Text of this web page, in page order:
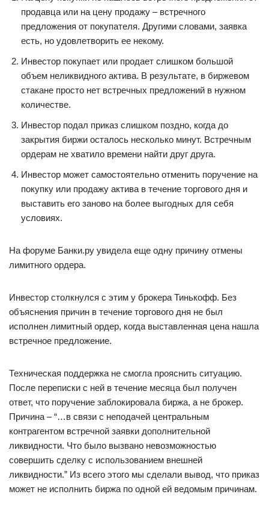
продавца или на цену продажу – встречного
предложения от покупателя. Другими словами, заявка
есть, но удовлетворить ее некому.
Инвестор покупает или продает слишком большой
объем неликвидного актива. В результате, в биржевом
стакане просто нет встречных предложений в нужном
количестве.
Инвестор подал приказ слишком поздно, когда до
закрытия биржи осталось несколько минут. Встречным
ордерам не хватило времени найти друг друга.
Инвестор может самостоятельно отменить поручение на
покупку или продажу актива в течение торгового дня и
выставить его заново на более выгодных для себя
условиях.
На форуме Банки.ру увидела еще одну причину отмены
лимитного ордера.
Инвестор столкнулся с этим у брокера Тинькофф. Без
объяснения причин в течение торгового дня не был
исполнен лимитный ордер, когда выставленная цена нашла
встречное предложение.
Техническая поддержка не смогла прояснить ситуацию.
После переписки с ней в течение месяца был получен
ответ, что поручение заблокировала биржа, а не брокер.
Причина – “…в связи с неподачей центральным
контрагентом встречной заявки дополнительной
ликвидности. Что было вызвано невозможностью
совершить сделку с использованием внешней
ликвидности.” Из всего этого мы сделали вывод, что приказ
может не исполнить биржа по одной ей ведомым причинам.